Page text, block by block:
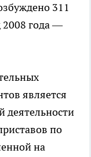
311
2008 года —
является
деятельности
по
на